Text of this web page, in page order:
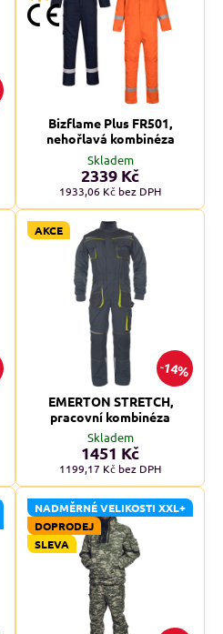
Bizflame Plus FR501,
nehořlavá kombinéza
Skladem
2339 Kč
1933,06 Kč bez DPH
14%
AKCE
EMERTON STRETCH,
pracovní kombinéza
Skladem
1451 Kč
1199,17 Kč bez DPH
NADMĚRNÉ VELIKOSTI XXL+
DOPRODEJ
SLEVA